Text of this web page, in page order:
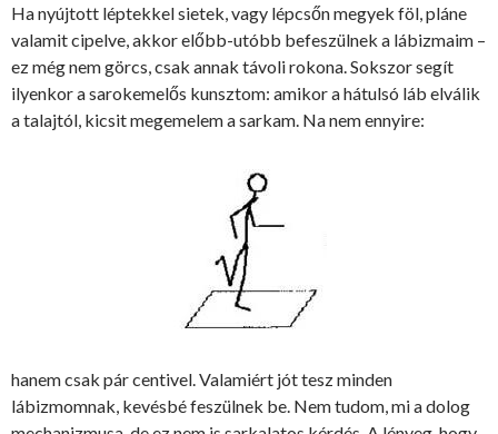
Ha nyújtott léptekkel sietek, vagy lépcsőn megyek föl, pláne
valamit cipelve, akkor előbb-utóbb befeszülnek a lábizmaim –
ez még nem görcs, csak annak távoli rokona. Sokszor segít
ilyenkor a sarokemelős kunsztom: amikor a hátulsó láb elválik
a talajtól, kicsit megemelem a sarkam. Na nem ennyire:
hanem csak pár centivel. Valamiért jót tesz minden
lábizmomnak, kevésbé feszülnek be. Nem tudom, mi a dolog